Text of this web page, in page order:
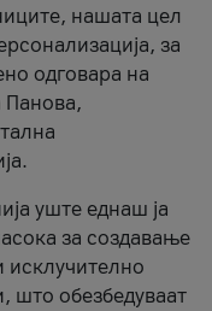
нашата цел
за
одговара на
Панова,
уште еднаш ја
за создавање
исклучително
што обезбедуваат